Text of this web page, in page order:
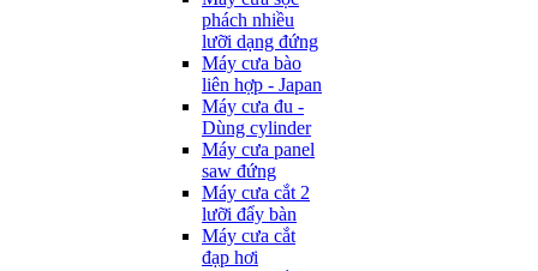
phách nhiều
lưỡi dạng đứng
Máy cưa bào
liên hợp - Japan
Máy cưa đu -
Dùng cylinder
Máy cưa panel
saw đứng
Máy cưa cắt 2
lưỡi đẩy bàn
Máy cưa cắt
đạp hơi